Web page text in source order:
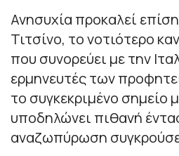
Ανησυχία προκαλεί
Τιτσίνο, το νοτιότερο
που συνορεύει με την
ερμηνευτές των
το συγκεκριμένο σημείο
υποδηλώνει πιθανή
αναζωπύρωση